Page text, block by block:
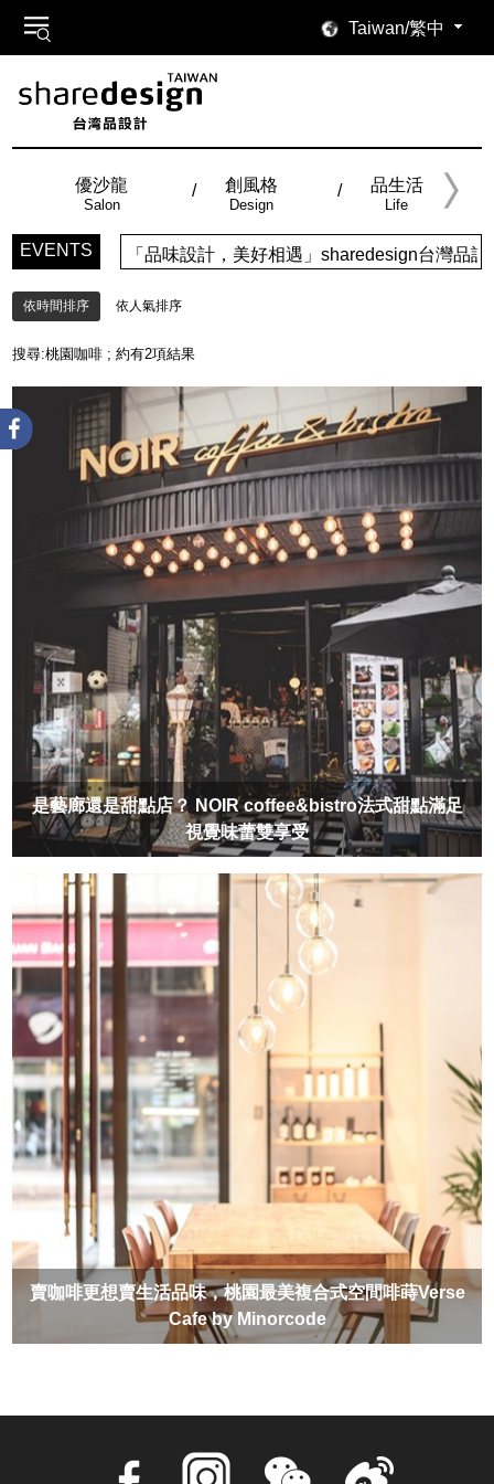
Taiwan/繁中
優沙龍
Salon
創風格
Design
品生活
Life
EVENTS 「品味設計，美好相遇」sharedesign台灣品
依時間排序 依人氣排序
搜尋:桃園咖啡 ; 約有2項結果
是藝廊還是甜點店？ NOIR coffee&bistro法式甜點滿足
視覺味蕾雙享受
賣咖啡更想賣生活品味，桃園最美複合式空間啡蒔Verse
Cafe by Minorcode